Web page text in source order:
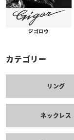
ジゴロウ
カテゴリー
リング
ネックレス